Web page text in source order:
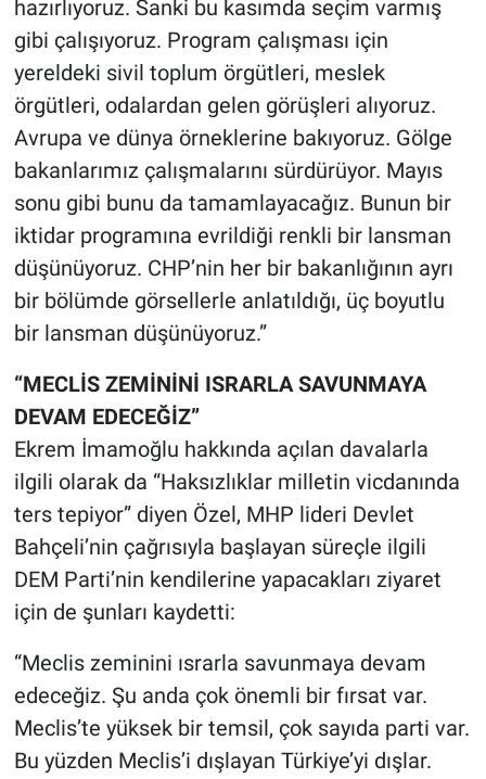
hazırlıyoruz. Sanki bu kasımda seçim varmış
gibi çalışıyoruz. Program çalışması için
yereldeki sivil toplum örgütleri, meslek
örgütleri, odalardan gelen görüşleri alıyoruz.
Avrupa ve dünya örneklerine bakıyoruz. Gölge
bakanlarımız çalışmalarını sürdürüyor. Mayıs
sonu gibi bunu da tamamlayacağız. Bunun bir
iktidar programına evrildiği renkli bir lansman
düşünüyoruz. CHP’nin her bir bakanlığının ayrı
bir bölümde görsellerle anlatıldığı, üç boyutlu
bir lansman düşünüyoruz.”
“MECLİS ZEMİNİNİ ISRARLA SAVUNMAYA
DEVAM EDECEĞİZ”
Ekrem İmamoğlu hakkında açılan davalarla
ilgili olarak da “Haksızlıklar milletin vicdanında
ters tepiyor” diyen Özel, MHP lideri Devlet
Bahçeli’nin çağrısıyla başlayan süreçle ilgili
DEM Parti’nin kendilerine yapacakları ziyaret
için de şunları kaydetti:
“Meclis zeminini ısrarla savunmaya devam
edeceğiz. Şu anda çok önemli bir fırsat var.
Meclis’te yüksek bir temsil, çok sayıda parti var.
Bu yüzden Meclis’i dışlayan Türkiye’yi dışlar.
Programlar
Sağlık
Spor
Teknoloji
Türkiye'nin Geleceği
Türkiye'nin Gündemi
Yerel Gündem
Yerel Yaşam
Canlı Yayın